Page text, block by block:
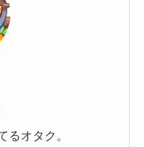
るオタク。